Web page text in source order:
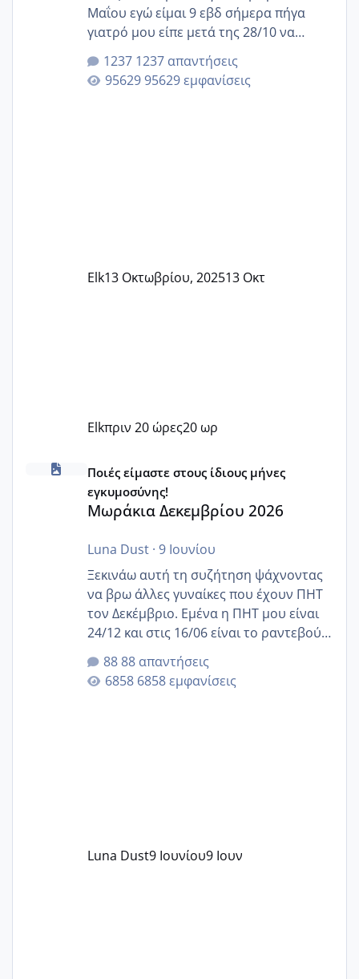
Μαΐου εγώ είμαι 9 εβδ σήμερα πήγα
γιατρό μου είπε μετά της 28/10 να
κλείσω ραντεβού για την αυχενική είναι
καμιά άλλη κοπέλα να γεννάει Μάιο ;;
1237 απαντήσεις
95629 εμφανίσεις
Elk13 Οκτωβρίου, 202513 Οκτ
Elkπριν 20 ώρες20 ωρ
Μωράκια Δεκεμβρίου 2026
Ποιές είμαστε στους ίδιους μήνες
εγκυμοσύνης!
Μωράκια Δεκεμβρίου 2026
Luna Dust· 9 Ιουνίου
Ξεκινάω αυτή τη συζήτηση ψάχνοντας
να βρω άλλες γυναίκες που έχουν ΠΗΤ
τον Δεκέμβριο. Εμένα η ΠΗΤ μου είναι
24/12 και στις 16/06 είναι το ραντεβού
της αυχενικής διαφάνειας. Έχω αρκετό
άγχος και οι μέρες δεν φαίνεται να
περνάνε με τίποτα.
88 απαντήσεις
6858 εμφανίσεις
Luna Dust9 Ιουνίου9 Ιουν